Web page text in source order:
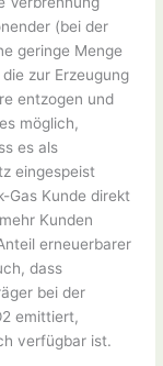
(bei der
geringe Menge
zur Erzeugung
entzogen und
möglich,
es als
eingespeist
Gas Kunde direkt
Kunden
erneuerbarer
dass
bei der
emittiert,
verfügbar ist.